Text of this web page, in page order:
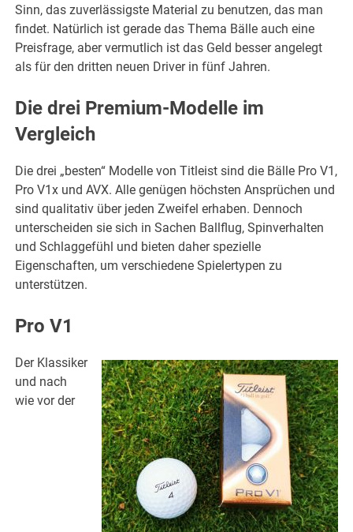
Sinn, das zuverlässigste Material zu benutzen, das man
findet. Natürlich ist gerade das Thema Bälle auch eine
Preisfrage, aber vermutlich ist das Geld besser angelegt
als für den dritten neuen Driver in fünf Jahren.
Die drei Premium-Modelle im
Vergleich
Die drei „besten“ Modelle von Titleist sind die Bälle Pro V1,
Pro V1x und AVX. Alle genügen höchsten Ansprüchen und
sind qualitativ über jeden Zweifel erhaben. Dennoch
unterscheiden sie sich in Sachen Ballflug, Spinverhalten
und Schlaggefühl und bieten daher spezielle
Eigenschaften, um verschiedene Spielertypen zu
unterstützen.
Pro V1
Der Klassiker
und nach
wie vor der